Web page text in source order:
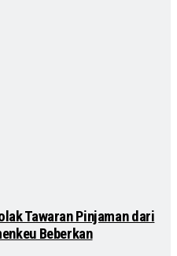
Tawaran Pinjaman dari
Beberkan